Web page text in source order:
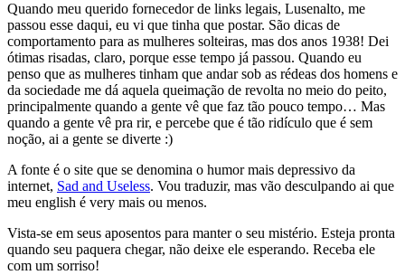
Quando meu querido fornecedor de links legais, Lusenalto, me
passou esse daqui, eu vi que tinha que postar. São dicas de
comportamento para as mulheres solteiras, mas dos anos 1938! Dei
ótimas risadas, claro, porque esse tempo já passou. Quando eu
penso que as mulheres tinham que andar sob as rédeas dos homens e
da sociedade me dá aquela queimação de revolta no meio do peito,
principalmente quando a gente vê que faz tão pouco tempo… Mas
quando a gente vê pra rir, e percebe que é tão ridículo que é sem
noção, ai a gente se diverte :)
A fonte é o site que se denomina o humor mais depressivo da
internet, Sad and Useless. Vou traduzir, mas vão desculpando ai que
meu english é very mais ou menos.
Vista-se em seus aposentos para manter o seu mistério. Esteja pronta
quando seu paquera chegar, não deixe ele esperando. Receba ele
com um sorriso!